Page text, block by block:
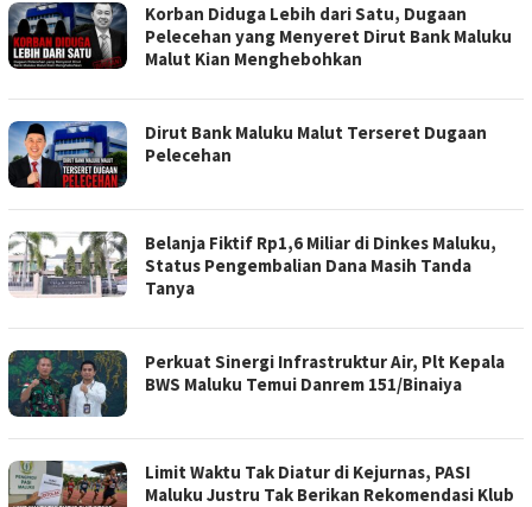
Korban Diduga Lebih dari Satu, Dugaan
Pelecehan yang Menyeret Dirut Bank Maluku
Malut Kian Menghebohkan
Dirut Bank Maluku Malut Terseret Dugaan
Pelecehan
Belanja Fiktif Rp1,6 Miliar di Dinkes Maluku,
Status Pengembalian Dana Masih Tanda
Tanya
Perkuat Sinergi Infrastruktur Air, Plt Kepala
BWS Maluku Temui Danrem 151/Binaiya
Limit Waktu Tak Diatur di Kejurnas, PASI
Maluku Justru Tak Berikan Rekomendasi Klub